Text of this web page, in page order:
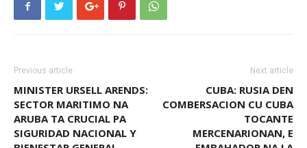
Previous article
MINISTER URSELL ARENDS:
SECTOR MARITIMO NA
ARUBA TA CRUCIAL PA
SIGURIDAD NACIONAL Y
Next article
CUBA: RUSIA DEN
COMBERSACION CU CUBA
TOCANTE
MERCENARIONAN, E